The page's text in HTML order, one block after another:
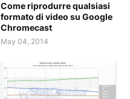
Come riprodurre qualsiasi
formato di video su Google
Chromecast
May 04, 2014